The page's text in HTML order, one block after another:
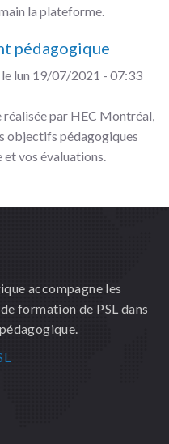
la plateforme.
pédagogique
le lun 19/07/2021 - 07:33
par HEC Montréal,
objectifs pédagogiques
et vos évaluations.
accompagne les
formation de PSL dans